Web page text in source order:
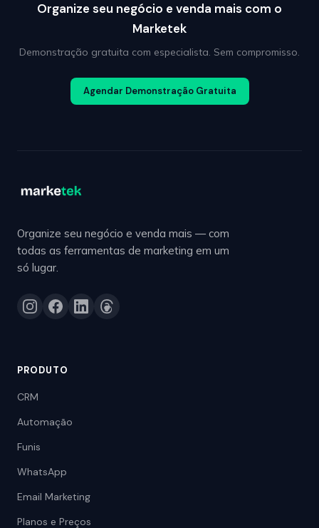
Organize seu negócio e venda mais com o
Marketek
Demonstração gratuita com especialista. Sem compromisso.
Agendar Demonstração Gratuita
Organize seu negócio e venda mais — com
todas as ferramentas de marketing em um
só lugar.
PRODUTO
CRM
Automação
Funis
WhatsApp
Email Marketing
Planos e Preços